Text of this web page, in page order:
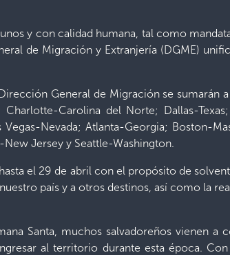
y con calidad humana, tal como
de Migración y Extranjería (DGME)
General de Migración se sumarán
Carolina del Norte; Dallas-
Nevada; Atlanta-Georgia; Boston-
Jersey y Seattle-Washington.
el 29 de abril con el propósito de
país y a otros destinos, así como la
Santa, muchos salvadoreños vienen a
al territorio durante esta época.